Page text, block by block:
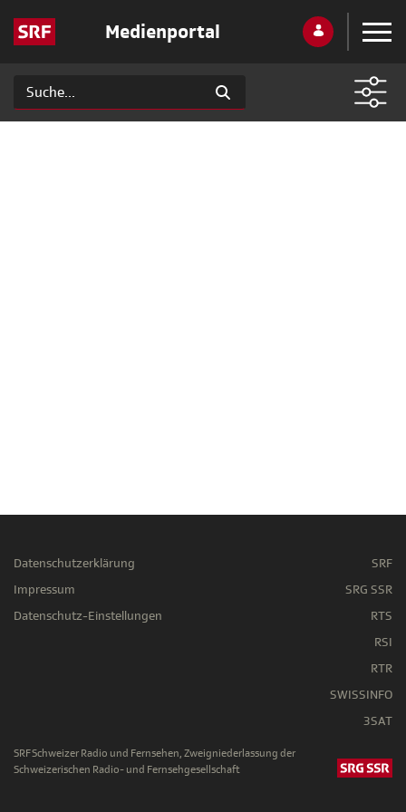
Medienportal
Datenschutzerklärung
Impressum
Datenschutz-Einstellungen
SRF
SRG SSR
RTS
RSI
RTR
SWISSINFO
3SAT
SRF Schweizer Radio und Fernsehen, Zweigniederlassung der
Schweizerischen Radio- und Fernsehgesellschaft